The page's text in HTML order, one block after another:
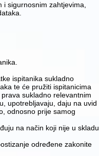
sigurnosnim zahtjevima,
ispitanika sukladno
te će pružiti ispitanicima
sukladno relevantnim
upotrebljavaju, daju na uvid
odnosno prije samog
na način koji nije u skladu
određene zakonite